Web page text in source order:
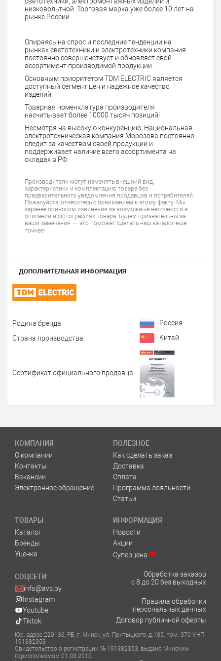
низковольтной. Торговая марка уже более 10 лет на
рынке России.
Опираясь на спрос и последние тенденции на
рынках светотехники и электротехники компания
постоянно совершенствует и обновляет свой
ассортимент производимой продукции.
Основным приоритетом TDM ELECTRIC является
доступный сегмент цен и надежное качество
изделий.
Товарная номенклатура производителя
насчитывает более 10000 тысяч позиций!
Несмотря на высокую конкуренцию, Национальная
электротехническая компания Морозова постоянно
следит за качеством своей продукции и
поддерживает наличие всего ассортимента на
складах в РФ.
Производители могут изменять внешний вид,
характеристики и комплектацию товара без
предварительного уведомления продавцов и потребителей.
Пожалуйста, отнеситесь с пониманием к этому факту. Мы
заранее приносим извинения за возможные неточности в
описании и фотографиях товара. Будем признательны за
ваши замечания — это поможет сделать наш каталог еще
точнее!
ДОПОЛНИТЕЛЬНАЯ ИНФОРМАЦИЯ
Родина бренда:
- Россия
Страна производства:
- Китай
Сертификат официального продавца:
КОМПАНИЯ
О компании
Контакты
Вакансии
Электронное обращение
ПОЛЕЗНОЕ
Как сделать заказ
Доставка
Оплата
Программа лояльности
Статьи
ТОВАРЫ
Каталог
Бренды
Уценка
ИНФОРМАЦИЯ
Новости
Акции
Суперцена
СОЦСЕТИ
info@avs.by
Instagram
Youtube
Tiktok
Обработка заказов
с 8 до 20 без выходных
Правила обработки
персональных данных
Договор публичной оферты
Юр. адрес 220136, РБ, г. Минск, ул. Притыцкого, д.105, пом. 370 УНП
191382353
Свидетельство о регистрации № 191382353, выдано Минским
горисполкомом 01.03.2010